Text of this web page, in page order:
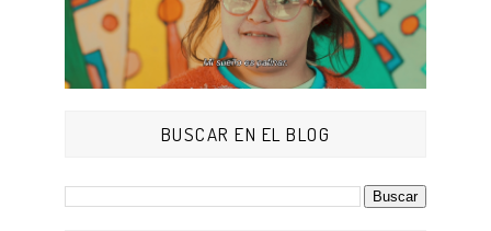
BUSCAR EN EL BLOG